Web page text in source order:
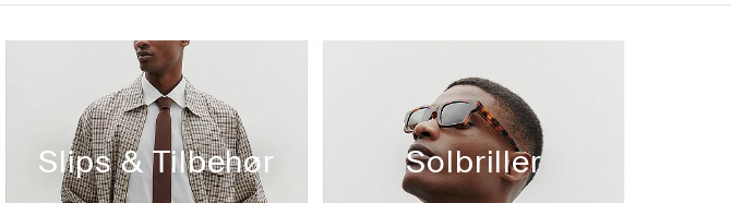
Slips & Tilbehør Solbriller